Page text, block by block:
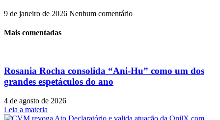
9 de janeiro de 2026 Nenhum comentário
Mais comentadas
Rosania Rocha consolida “Ani-Hu” como um dos
grandes espetáculos do ano
4 de agosto de 2026
Leia a materia